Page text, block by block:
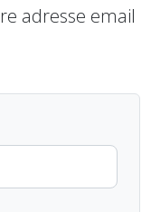
adresse email